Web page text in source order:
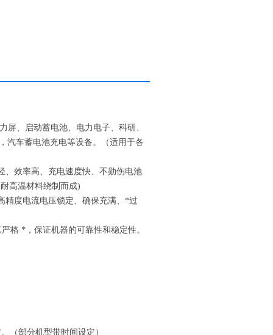
屏、启动蓄电池、电力电子、科研、
汽车蓄电池充电等设备。（适用于各
、效率高、充电速度快、不勋伤电池
高温材料绕制而成)
精度电流电压锁定、确保充满、*过
格 *，保证机器的可靠性和稳定性。
（部分机型带时间设定）